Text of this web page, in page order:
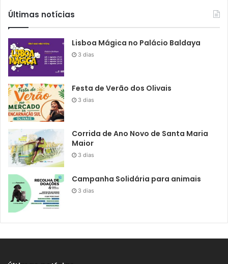
Últimas notícias
Lisboa Mágica no Palácio Baldaya
3 dias
Festa de Verão dos Olivais
3 dias
Corrida de Ano Novo de Santa Maria
Maior
3 dias
Campanha Solidária para animais
3 dias